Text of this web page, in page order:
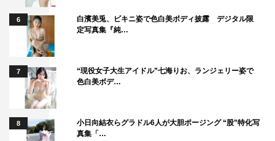
6
白濱美兎、ビキニ姿で色白美ボディ披露 デジタル限
定写真集『純…
7
“現役女子大生アイドル”七海りお、ランジェリー姿で
色白美ボデ…
8
小日向結衣らグラドル6人が大胆ポージング “股”特化写
真集「…